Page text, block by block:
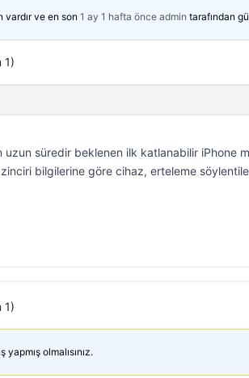
vardır ve en son 1 ay 1 hafta önce admin tarafından
1)
uzun süredir beklenen ilk katlanabilir
bilgilerine göre cihaz, erteleme
1)
olmalısınız.